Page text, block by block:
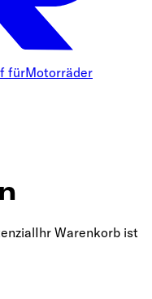
fürMotorräder
Ihr Warenkorb ist